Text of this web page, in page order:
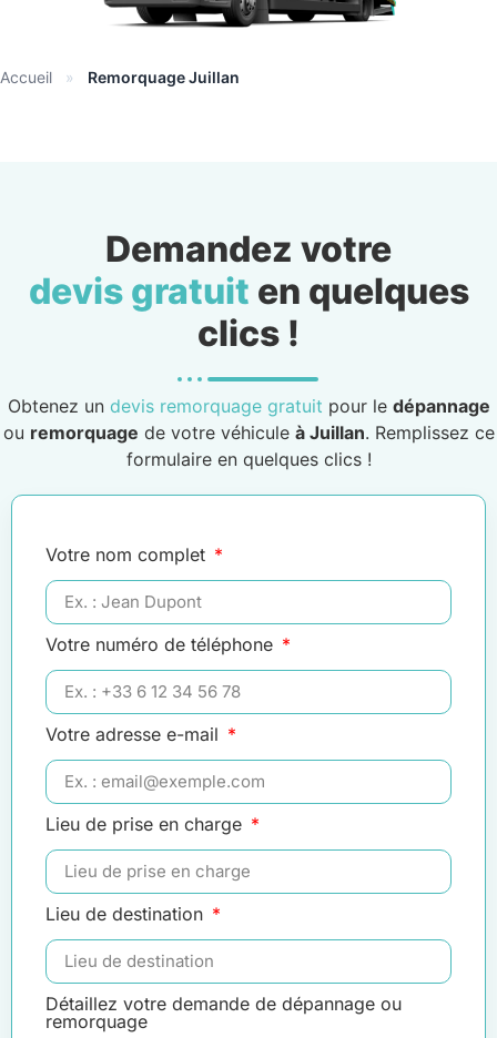
Accueil » Remorquage Juillan
Demandez votre
devis gratuit en quelques
clics !
Obtenez un devis remorquage gratuit pour le dépannage
ou remorquage de votre véhicule à Juillan. Remplissez ce
formulaire en quelques clics !
Votre nom complet
Votre numéro de téléphone
Votre adresse e-mail
Lieu de prise en charge
Lieu de destination
Détaillez votre demande de dépannage ou
remorquage